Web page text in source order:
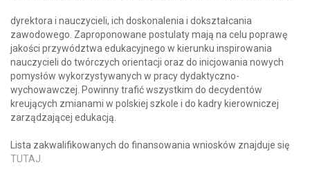
dyrektora i nauczycieli, ich doskonalenia i dokształcania
zawodowego. Zaproponowane postulaty mają na celu poprawę
jakości przywództwa edukacyjnego w kierunku inspirowania
nauczycieli do twórczych orientacji oraz do inicjowania nowych
pomysłów wykorzystywanych w pracy dydaktyczno-
wychowawczej. Powinny trafić wszystkim do decydentów
kreujących zmianami w polskiej szkole i do kadry kierowniczej
zarządzającej edukacją.
Lista zakwalifikowanych do finansowania wniosków znajduje się
TUTAJ.